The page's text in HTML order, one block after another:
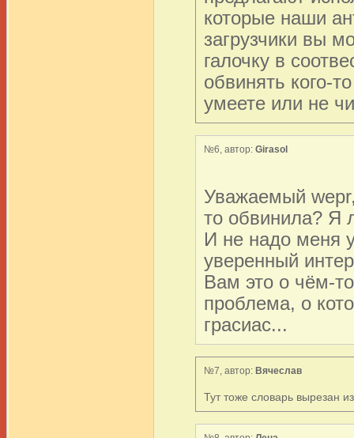
которые наши
загрузчики вы
галочку в
обвинять кого-
умеете или не
№6, автор: Girasol
Уважаемый
то обвинила? Я
И не надо меня
уверенный
Вам это о чём-
проблема, о
грасиас...
№7, автор: Вячеслав
Тут тоже словарь вырезан